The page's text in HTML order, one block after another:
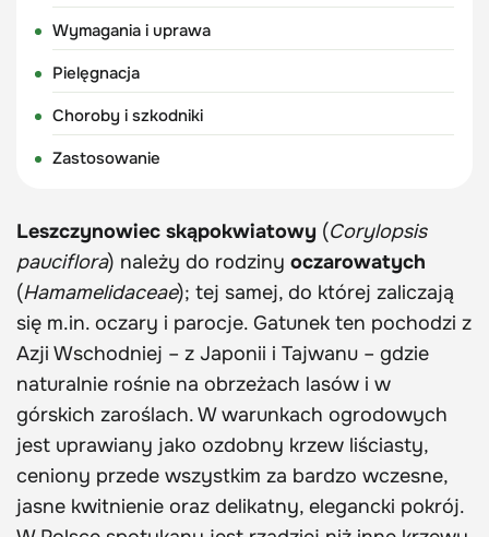
Wymagania i uprawa
Pielęgnacja
Choroby i szkodniki
Zastosowanie
Leszczynowiec skąpokwiatowy (Corylopsis
pauciflora) należy do rodziny oczarowatych
(Hamamelidaceae); tej samej, do której zaliczają
się m.in. oczary i parocje. Gatunek ten pochodzi z
Azji Wschodniej – z Japonii i Tajwanu – gdzie
naturalnie rośnie na obrzeżach lasów i w
górskich zaroślach. W warunkach ogrodowych
jest uprawiany jako ozdobny krzew liściasty,
ceniony przede wszystkim za bardzo wczesne,
jasne kwitnienie oraz delikatny, elegancki pokrój.